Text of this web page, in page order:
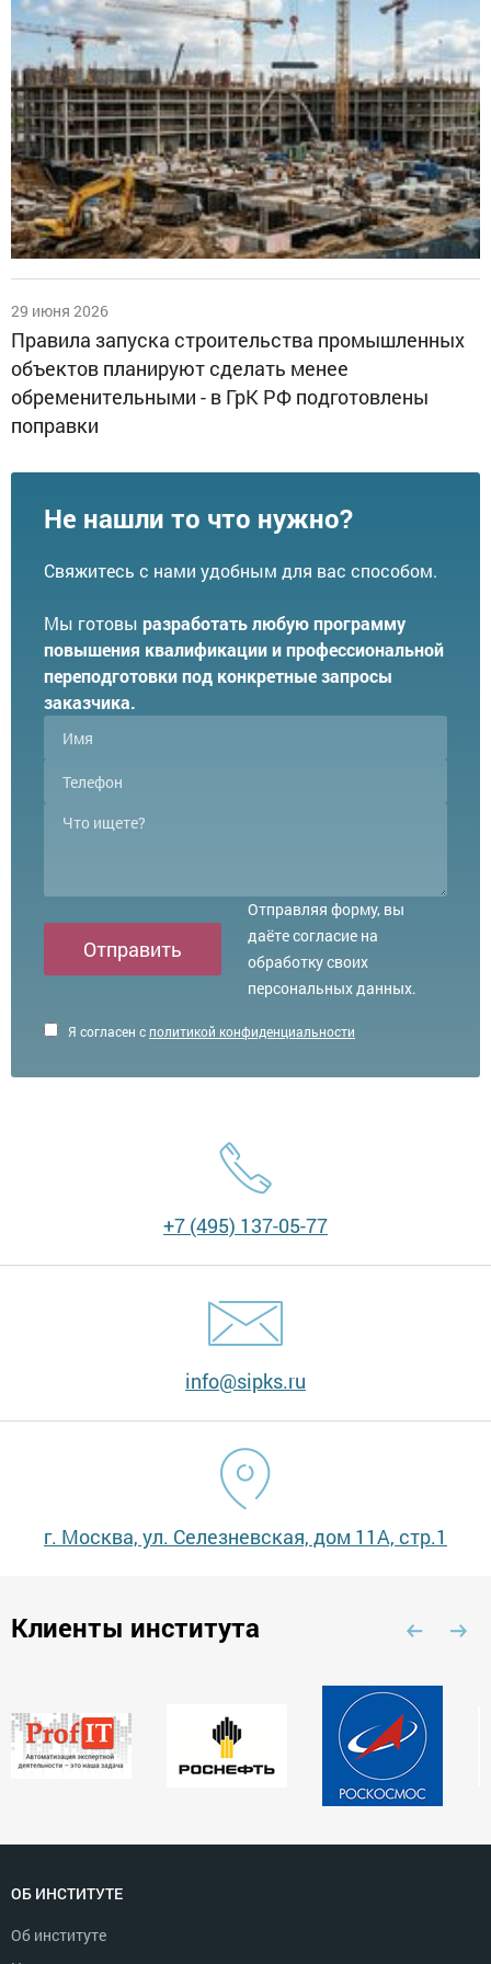
29 июня 2026
Правила запуска строительства промышленных
объектов планируют сделать менее
обременительными - в ГрК РФ подготовлены
поправки
Не нашли то что нужно?
Свяжитесь с нами удобным для вас способом.
Мы готовы разработать любую программу
повышения квалификации и профессиональной
переподготовки под конкретные запросы
заказчика.
Я согласен сполитикой конфиденциальности
Отправить
Отправляя форму, вы
даёте согласие на
обработку своих
персональных данных.
+7 (495) 137-05-77
info@sipks.ru
г. Москва, ул. Селезневская, дом 11А, стр.1
Клиенты института
ОБ ИНСТИТУТЕ
Об институте